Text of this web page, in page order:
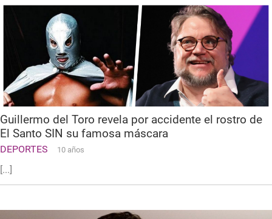
Guillermo del Toro revela por accidente el rostro de
El Santo SIN su famosa máscara
DEPORTES 10 años
[...]